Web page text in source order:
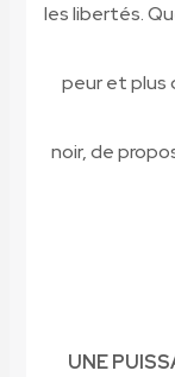
les libertés.
peur et plus
noir, de
UNE